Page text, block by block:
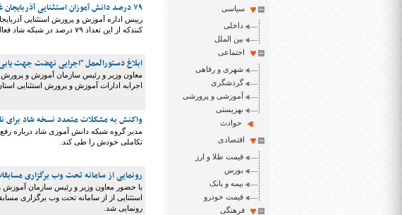
قانون حمایت از حقوق معلولان
اخبار حوزه معلولان و نابینایان
>
ایران سپید سایت خبری نابینایان و تنها روزنامه به خط بریل در جهان
>
سیاسی
داخلی
بین الملل
اجتماعی
شهری و رفاهی
گردشگری
آموزشی و پرورشی
بهزیستی
حوادث
اقتصادی
قیمت طلا و ارز
بورس
بیمه و بانک
قیمت خودرو
فرهنگی
۷۹ درصد دانش آموزان استثنایی آذربایجان غربی در شبکه شاد عضو هستند
کنندکه از این تعداد ۷۹ درصد در شبکه شاد فعالیت آموزشی دارند.
ابلاغ دستورالعمل "اجرایی نهضت جهت
معاون وزیر و رئیس سازمان آموزش و
اجرابه ادارات آموزش و پرورش استثنایی استان
واکنش به مشکلات متعدد نسخه شاد برای
مدیر گروه شبکه دانش آموزی شاد درباره
تکاملی خودش را طی کند.
رونمایی از سامانه تحت وب برگزاری
با حضور معاون وزیر و رئیس سازمان
استثنایی از از سامانه تحت وب برگزاری
رونمایی شد.